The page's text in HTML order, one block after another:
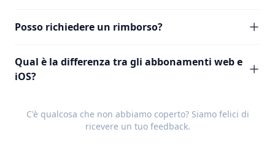
Posso richiedere un rimborso?
Qual è la differenza tra gli abbonamenti web e
iOS?
C'è qualcosa che non abbiamo coperto? Siamo felici di
ricevere un tuo feedback.